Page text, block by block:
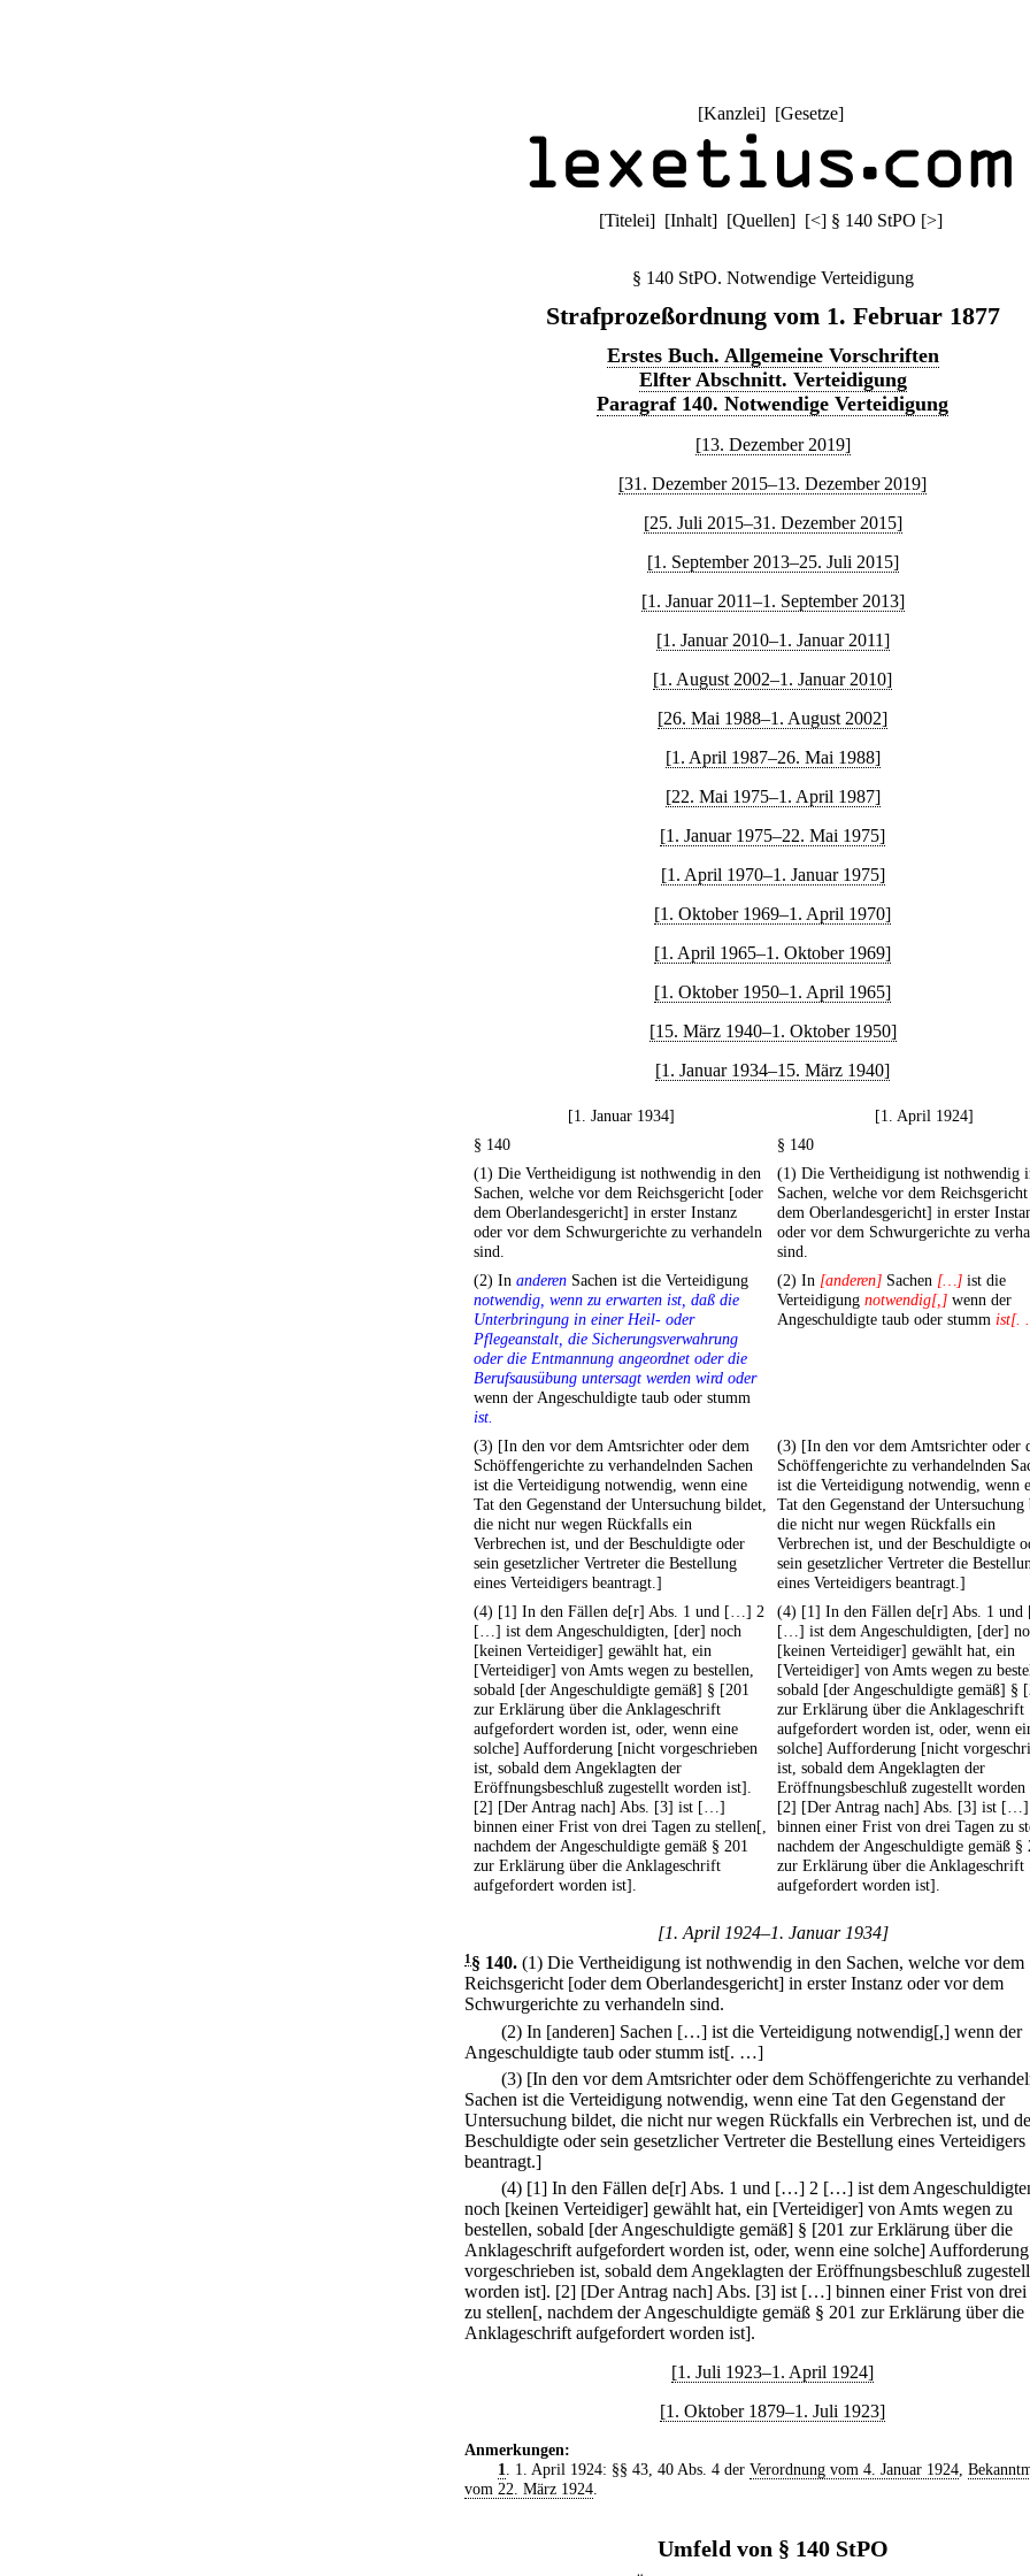
[Kanzlei] [Gesetze]
[Titelei] [Inhalt] [Quellen] [<] § 140 StPO [>]
§ 140 StPO. Notwendige Verteidigung
Strafprozeßordnung vom 1. Februar 1877
Erstes Buch. Allgemeine Vorschriften
Elfter Abschnitt. Verteidigung
Paragraf 140. Notwendige Verteidigung
[13. Dezember 2019]
[31. Dezember 2015–13. Dezember 2019]
[25. Juli 2015–31. Dezember 2015]
[1. September 2013–25. Juli 2015]
[1. Januar 2011–1. September 2013]
[1. Januar 2010–1. Januar 2011]
[1. August 2002–1. Januar 2010]
[26. Mai 1988–1. August 2002]
[1. April 1987–26. Mai 1988]
[22. Mai 1975–1. April 1987]
[1. Januar 1975–22. Mai 1975]
[1. April 1970–1. Januar 1975]
[1. Oktober 1969–1. April 1970]
[1. April 1965–1. Oktober 1969]
[1. Oktober 1950–1. April 1965]
[15. März 1940–1. Oktober 1950]
[1. Januar 1934–15. März 1940]
[1. Januar 1934]
[1. April 1924]
§ 140
§ 140
(1) Die Vertheidigung ist nothwendig in den
Sachen, welche vor dem Reichsgericht [oder
dem Oberlandesgericht] in erster Instanz
oder vor dem Schwurgerichte zu verhandeln
sind.
(1) Die Vertheidigung ist nothwendig
Sachen, welche vor dem
dem Oberlandesgericht] in erster
oder vor dem Schwurgerichte zu
sind.
(2) In anderen Sachen ist die Verteidigung
notwendig, wenn zu erwarten ist, daß die
Unterbringung in einer Heil- oder
Pflegeanstalt, die Sicherungsverwahrung
oder die Entmannung angeordnet oder die
Berufsausübung untersagt werden wird oder
wenn der Angeschuldigte taub oder stumm
ist.
(2) In [anderen] Sachen […] ist die
Verteidigung notwendig[,] wenn der
Angeschuldigte taub oder stumm ist[.
(3) [In den vor dem Amtsrichter oder dem
Schöffengerichte zu verhandelnden Sachen
ist die Verteidigung notwendig, wenn eine
Tat den Gegenstand der Untersuchung bildet,
die nicht nur wegen Rückfalls ein
Verbrechen ist, und der Beschuldigte oder
sein gesetzlicher Vertreter die Bestellung
eines Verteidigers beantragt.]
(3) [In den vor dem Amtsrichter oder
Schöffengerichte zu verhandelnden
ist die Verteidigung notwendig, wenn
Tat den Gegenstand der
die nicht nur wegen Rückfalls ein
Verbrechen ist, und der Beschuldigte
sein gesetzlicher Vertreter die
eines Verteidigers beantragt.]
(4) [1] In den Fällen de[r] Abs. 1 und […] 2
[…] ist dem Angeschuldigten, [der] noch
[keinen Verteidiger] gewählt hat, ein
[Verteidiger] von Amts wegen zu bestellen,
sobald [der Angeschuldigte gemäß] § [201
zur Erklärung über die Anklageschrift
aufgefordert worden ist, oder, wenn eine
solche] Aufforderung [nicht vorgeschrieben
ist, sobald dem Angeklagten der
Eröffnungsbeschluß zugestellt worden ist].
[2] [Der Antrag nach] Abs. [3] ist […]
binnen einer Frist von drei Tagen zu stellen[,
nachdem der Angeschuldigte gemäß § 201
zur Erklärung über die Anklageschrift
aufgefordert worden ist].
(4) [1] In den Fällen de[r] Abs. 1
[…] ist dem Angeschuldigten, [der]
[keinen Verteidiger] gewählt hat, ein
[Verteidiger] von Amts wegen zu
sobald [der Angeschuldigte gemäß] §
zur Erklärung über die Anklageschrift
aufgefordert worden ist, oder, wenn
solche] Aufforderung [nicht
ist, sobald dem Angeklagten der
Eröffnungsbeschluß zugestellt
[2] [Der Antrag nach] Abs. [3] ist […]
binnen einer Frist von drei Tagen zu
nachdem der Angeschuldigte gemäß §
zur Erklärung über die Anklageschrift
aufgefordert worden ist].
[1. April 1924–1. Januar 1934]
1§ 140. (1) Die Vertheidigung ist nothwendig in den Sachen, welche vor dem
Reichsgericht [oder dem Oberlandesgericht] in erster Instanz oder vor dem
Schwurgerichte zu verhandeln sind.
(2) In [anderen] Sachen […] ist die Verteidigung notwendig[,] wenn der
Angeschuldigte taub oder stumm ist[. …]
(3) [In den vor dem Amtsrichter oder dem Schöffengerichte zu
Sachen ist die Verteidigung notwendig, wenn eine Tat den Gegenstand der
Untersuchung bildet, die nicht nur wegen Rückfalls ein Verbrechen ist, und
Beschuldigte oder sein gesetzlicher Vertreter die Bestellung eines Verteidigers
beantragt.]
(4) [1] In den Fällen de[r] Abs. 1 und […] 2 […] ist dem
noch [keinen Verteidiger] gewählt hat, ein [Verteidiger] von Amts wegen zu
bestellen, sobald [der Angeschuldigte gemäß] § [201 zur Erklärung über die
Anklageschrift aufgefordert worden ist, oder, wenn eine solche]
vorgeschrieben ist, sobald dem Angeklagten der Eröffnungsbeschluß
worden ist]. [2] [Der Antrag nach] Abs. [3] ist […] binnen einer Frist von drei
zu stellen[, nachdem der Angeschuldigte gemäß § 201 zur Erklärung über die
Anklageschrift aufgefordert worden ist].
[1. Juli 1923–1. April 1924]
[1. Oktober 1879–1. Juli 1923]
Anmerkungen:
1
. 1. April 1924: §§ 43, 40 Abs. 4 der Verordnung vom 4. Januar 1924,
vom 22. März 1924
Umfeld von § 140 StPO